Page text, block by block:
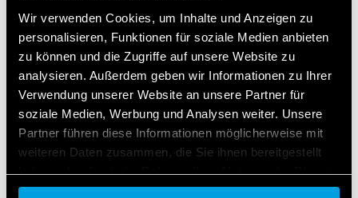
Wir verwenden Cookies, um Inhalte und Anzeigen zu
personalisieren, Funktionen für soziale Medien anbieten
zu können und die Zugriffe auf unsere Website zu
analysieren. Außerdem geben wir Informationen zu Ihrer
Verwendung unserer Website an unsere Partner für
soziale Medien, Werbung und Analysen weiter. Unsere
Partner führen diese Informationen möglicherweise mit
weiteren Daten zusammen, die Sie ihnen bereitgestellt
haben oder die sie im Rahmen Ihrer Nutzung der Dienste
gesammelt haben.
SERIE 90
Zeitrelais Serie 86, 88